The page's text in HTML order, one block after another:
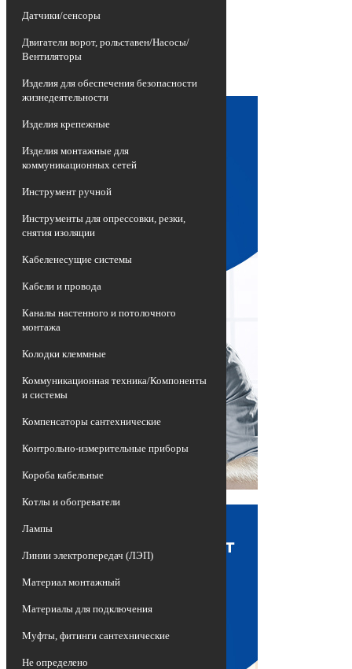
Датчики/сенсоры
Двигатели ворот, рольставен/Насосы/
Вентиляторы
Изделия для обеспечения безопасности
жизнедеятельности
Изделия крепежные
Изделия монтажные для
коммуникационных сетей
Инструмент ручной
Инструменты для опрессовки, резки,
снятия изоляции
Кабеленесущие системы
Кабели и провода
Каналы настенного и потолочного
монтажа
Колодки клеммные
Коммуникационная техника/Компоненты
и системы
Компенсаторы сантехнические
Контрольно-измерительные приборы
Короба кабельные
Котлы и обогреватели
Лампы
Линии электропередач (ЛЭП)
Материал монтажный
Материалы для подключения
Муфты, фитинги сантехнические
Не определено
электропередач, представляющих собой
опасности, на более эффективные и
долговечные приспособления -
СИП.